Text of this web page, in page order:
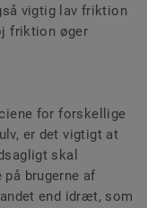
vigtig lav friktion
friktion øger
for forskellige
er det vigtigt at
skal
brugerne af
end idræt, som